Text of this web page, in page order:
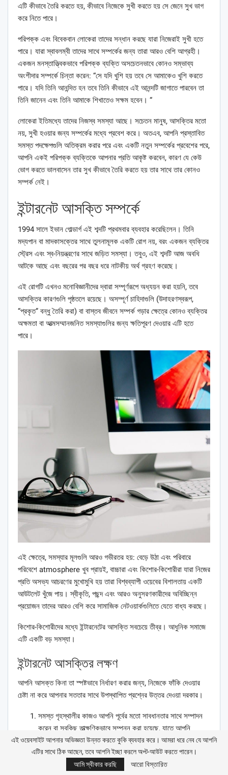
এটি কীভাবে তৈরি করতে হয়, কীভাবে নিজেকে সুখী করতে হয় সে জেনে সুখ ভাগ
করে নিতে পারে।
পরিপক্ক এবং বিবেকবান লোকেরা তাদের সন্ধান করছে যারা নিজেরাই সুখী হতে
পারে। যারা স্বাবলম্বী তাদের সাথে সম্পর্কের জন্য তারা আরও বেশি আগ্রহী।
একজন মনস্তাত্ত্বিকভাবে পরিপক্ক ব্যক্তি অসচেতনভাবে কোনও সম্ভাব্য
অংশীদার সম্পর্কে চিন্তা করেন: “সে যদি খুশি হয় তবে সে আমাকেও খুশি করতে
পারে। যদি তিনি আনন্দিত হন তবে তিনি কীভাবে এই আনন্দটি জাগাতে পারবেন তা
তিনি জানেন এবং তিনি আমাকে শিখাতেও সক্ষম হবেন। “
লোকেরা ইতিমধ্যে তাদের নিজস্ব সমস্যা আছে। সচেতন মানুষ, আসক্তির মতো
নয়, সুখী হওয়ার জন্য সম্পর্কের মধ্যে প্রবেশ করে। অতএব, আপনি প্রস্তাবিত
সমস্ত পদক্ষেপগুলি অতিক্রম করার পরে এবং একটি নতুন সম্পর্কের প্রবেশের পরে,
আপনি একই পরিপক্ক ব্যক্তিকে আপনার প্রতি আকৃষ্ট করবেন, কারণ যে কেউ
ভোগ করতে ভালবাসেন তার সুখ কীভাবে তৈরি করতে হয় তার সাথে তার কোনও
সম্পর্ক নেই।
ইন্টারনেট আসক্তি সম্পর্কে
1994 সালে ইভান গোল্ডার্গ এই শব্দটি প্রথমবার ব্যবহার করেছিলেন। তিনি
মদ্যপান বা মাদকাসক্তের সাথে তুলনামূলক একটি রোগ নয়, বরং একজন ব্যক্তির
স্ট্রেস এবং স্ব-নিয়ন্ত্রণের সাথে জড়িত সমস্যা। তবুও, এই শব্দটি আজ অবধি
আটকে আছে এবং বছরের পর বছর ধরে নাটকীয় অর্থ গ্রহণ করেছে।
এই রোগটি এখনও মনোবিজ্ঞানীদের দ্বারা সম্পূর্ণরূপে অধ্যয়ন করা হয়নি, তবে
আসক্তির কারণগুলি পৃষ্ঠতলে রয়েছে। অসম্পূর্ণ চাহিদাগুলি (উদাহরণস্বরূপ,
“প্রকৃত” বন্ধু তৈরি করা) বা বাস্তব জীবনে সম্পর্ক গড়ার ক্ষেত্রে কোনও ব্যক্তির
অক্ষমতা বা আত্মসম্মানজনিত সমস্যাগুলির জন্য ক্ষতিপূরণ দেওয়ার এটি হতে
পারে।
এই ক্ষেত্রে, সমস্যার মূলগুলি আরও গভীরতর হয়: বেড়ে উঠা এবং পরিবারে
পরিবেশে atmosphere খুব প্রায়ই, বাচ্চারা এবং কিশোর-কিশোরীরা যারা নিজের
প্রতি অসভ্য আচরণের মুখোমুখি হয় তারা বিশ্বব্যাপী ওয়েবের বিশালতায় একটি
আউটলেট খুঁজে পায়। স্বীকৃতি, পছন্দ এবং আরও অনুসরণকারীদের অবিচ্ছিন্ন
প্রয়োজন তাদের আরও বেশি করে সামাজিক নেটওয়ার্কগুলিতে যেতে বাধ্য করছে।
কিশোর-কিশোরীদের মধ্যে ইন্টারনেটের আসক্তি সবচেয়ে তীব্র। আধুনিক সমাজে
এটি একটি বড় সমস্যা।
ইন্টারনেট আসক্তির লক্ষণ
আপনি আসক্ত কিনা তা স্পষ্টভাবে নির্ধারণ করার জন্য, নিজেকে ফাঁকি দেওয়ার
চেষ্টা না করে আপনার সততার সাথে উপস্থাপিত প্রশ্নের উত্তর দেওয়া দরকার।
সমস্ত গৃহস্থালীর কাজও আপনি পূর্বের মতো সাবধানতার সাথে সম্পাদন
করেন বা সবকিছু তাত্ক্ষণিকভাবে সম্পন্ন করা হয়েছে, যাতে আপনি
কম্পিউটারে বসে যত তাড়াতাড়ি সম্ভব আরাম করতে পারেন এবং কিছু
কাজ পরের জন্য ছেড়ে যেতে পারেন।
আপনি যখন কম্পিউটারে প্রচুর সময় ব্যয় করেন তখন আপনার কাছের
এই ওয়েবসাইট আপনার অভিজ্ঞতা উন্নত করতে কুকি ব্যবহার করে। আমরা ধরে নেব যে আপনি
এটির সাথে ঠিক আছেন, তবে আপনি ইচ্ছা করলে অপ্ট-আউট করতে পারেন।
আমি স্বীকার করছি
আরো বিস্তারিত